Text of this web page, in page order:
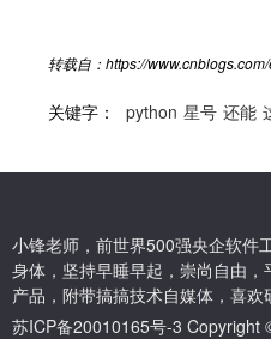
转载自：https://
关键字： python 星号 还能
小锋老师，前世界500强央企软件
身体，坚持早睡早起，崇尚自由
产品，附带搞搞技术自媒体，喜
苏ICP备20010165号-3 Copyright